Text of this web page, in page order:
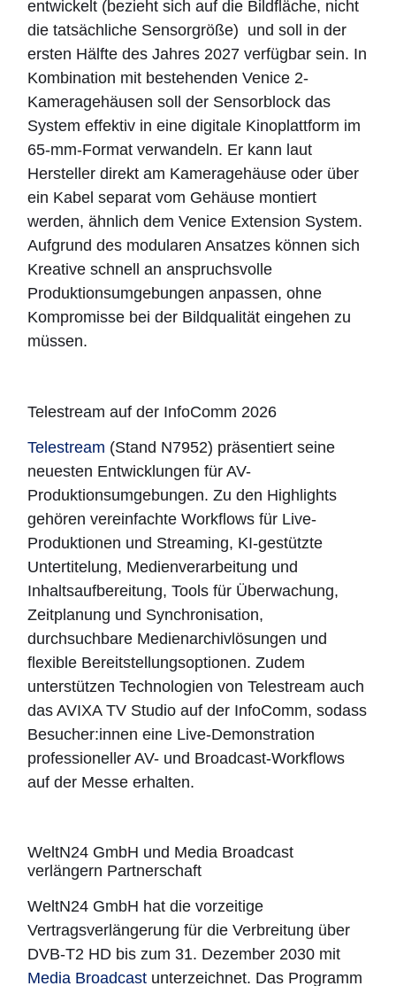
entwickelt (bezieht sich auf die Bildfläche, nicht
die tatsächliche Sensorgröße) und soll in der
ersten Hälfte des Jahres 2027 verfügbar sein. In
Kombination mit bestehenden Venice 2-
Kameragehäusen soll der Sensorblock das
System effektiv in eine digitale Kinoplattform im
65-mm-Format verwandeln. Er kann laut
Hersteller direkt am Kameragehäuse oder über
ein Kabel separat vom Gehäuse montiert
werden, ähnlich dem Venice Extension System.
Aufgrund des modularen Ansatzes können sich
Kreative schnell an anspruchsvolle
Produktionsumgebungen anpassen, ohne
Kompromisse bei der Bildqualität eingehen zu
müssen.
Telestream auf der InfoComm 2026
Telestream (Stand N7952) präsentiert seine
neuesten Entwicklungen für AV-
Produktionsumgebungen. Zu den Highlights
gehören vereinfachte Workflows für Live-
Produktionen und Streaming, KI-gestützte
Untertitelung, Medienverarbeitung und
Inhaltsaufbereitung, Tools für Überwachung,
Zeitplanung und Synchronisation,
durchsuchbare Medienarchivlösungen und
flexible Bereitstellungsoptionen. Zudem
unterstützen Technologien von Telestream auch
das AVIXA TV Studio auf der InfoComm, sodass
Besucher:innen eine Live-Demonstration
professioneller AV- und Broadcast-Workflows
auf der Messe erhalten.
WeltN24 GmbH und Media Broadcast
verlängern Partnerschaft
WeltN24 GmbH hat die vorzeitige
Vertragsverlängerung für die Verbreitung über
DVB-T2 HD bis zum 31. Dezember 2030 mit
Media Broadcast unterzeichnet. Das Programm